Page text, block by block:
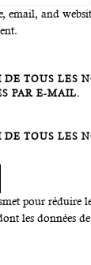
email, and
DE TOUS LES
PAR E-MAIL.
DE TOUS LES
pour réduire
les données